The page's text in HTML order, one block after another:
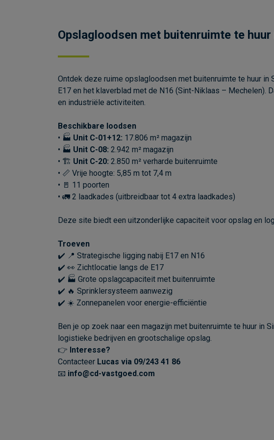
Opslagloodsen met buitenruimte te
Ontdek deze ruime opslagloodsen met buitenruimte te huur
E17 en het klaverblad met de N16 (Sint-Niklaas –
en industriële activiteiten.
Beschikbare loodsen
• 🏭 Unit C-01+12: 17.806 m² magazijn
• 🏭 Unit C-08: 2.942 m² magazijn
• 🏗 Unit C-20: 2.850 m² verharde buitenruimte
• 📏 Vrije hoogte: 5,85 m tot 7,4 m
• 🚪 11 poorten
• 🚛 2 laadkades (uitbreidbaar tot 4 extra laadkades)
Deze site biedt een uitzonderlijke capaciteit voor opslag en
Troeven
✔️ 📍 Strategische ligging nabij E17 en N16
✔️ 👀 Zichtlocatie langs de E17
✔️ 🏭 Grote opslagcapaciteit met buitenruimte
✔️ 🔥 Sprinklersysteem aanwezig
✔️ ☀️ Zonnepanelen voor energie-efficiëntie
Ben je op zoek naar een magazijn met buitenruimte te huur
logistieke bedrijven en grootschalige opslag.
👉 Interesse?
Contacteer Lucas via 09/243 41 86
📧 info@cd-vastgoed.com